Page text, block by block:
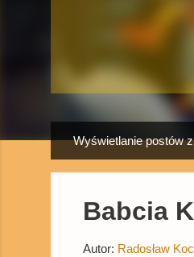
P
o
Wyświetlanie postów
Babcia
Autor: Radosław